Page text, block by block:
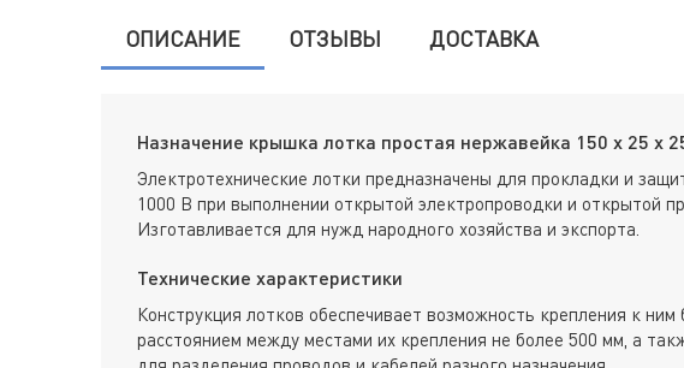
ОПИСАНИЕ ОТЗЫВЫ ДОСТАВКА
Назначение крышка лотка простая нержавейка 150 х 25 х
Электротехнические лотки предназначены для прокладки и
1000 В при выполнении открытой электропроводки и открытой
Изготавливается для нужд народного хозяйства и экспорта.
Технические характеристики
Конструкция лотков обеспечивает возможность крепления к
расстоянием между местами их крепления не более 500 мм, а